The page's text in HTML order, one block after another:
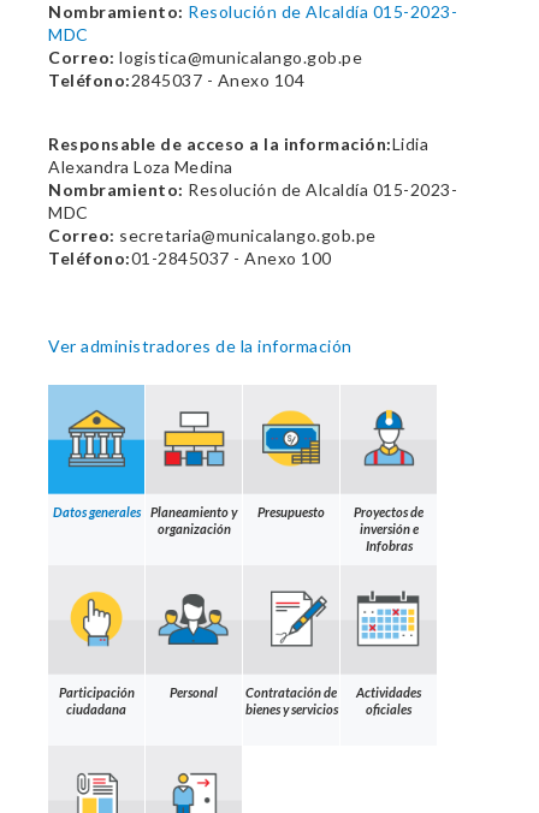
Nombramiento: Resolución de Alcaldía 015-2023-
MDC
Correo: logistica@municalango.gob.pe
Teléfono:2845037 - Anexo 104
Responsable de acceso a la información:Lidia
Alexandra Loza Medina
Nombramiento: Resolución de Alcaldía 015-2023-
MDC
Correo: secretaria@municalango.gob.pe
Teléfono:01-2845037 - Anexo 100
Ver administradores de la información
Datos generales
Planeamiento y
organización
Presupuesto
Proyectos de
inversión e
Infobras
Participación
ciudadana
Personal
Contratación de
bienes y servicios
Actividades
oficiales